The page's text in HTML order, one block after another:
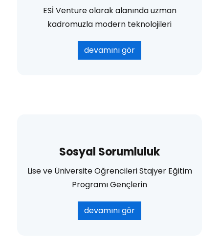
ESİ Venture olarak alanında uzman
kadromuzla modern teknolojileri
devamını gör
Sosyal Sorumluluk
Lise ve Üniversite Öğrencileri Stajyer Eğitim
Programı Gençlerin
devamını gör